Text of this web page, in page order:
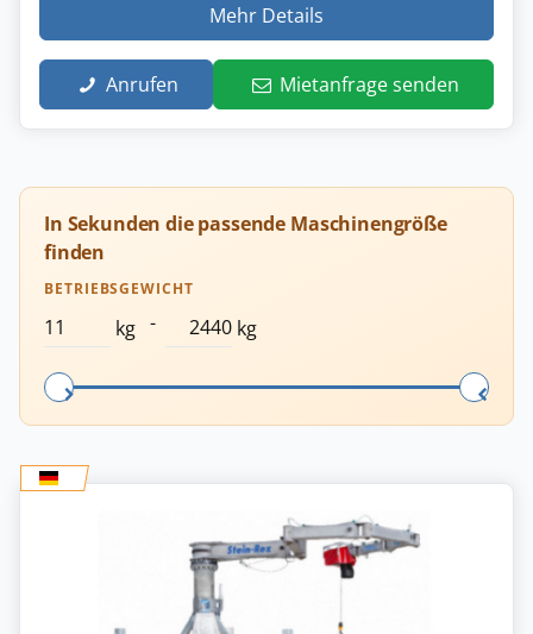
Mehr Details
Anrufen Mietanfrage senden
In Sekunden die passende Maschinengröße
finden
BETRIEBSGEWICHT
kg - kg